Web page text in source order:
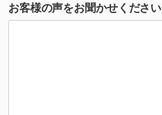
お客様の声をお聞かせください